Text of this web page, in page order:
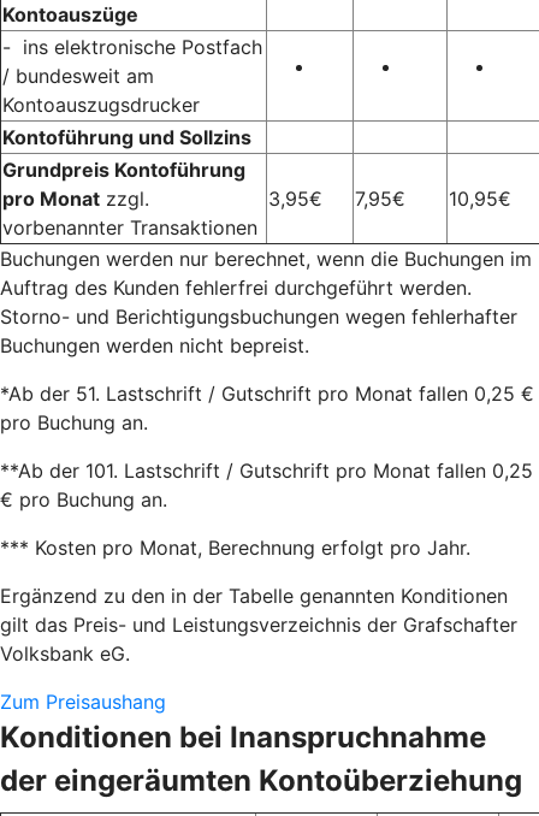
Kontoauszüge
- ins elektronische Postfach
/ bundesweit am
Kontoauszugsdrucker
Kontoführung und Sollzins
Grundpreis Kontoführung
pro Monat zzgl.
vorbenannter Transaktionen
3,95€ 7,95€ 10,95€
Buchungen werden nur berechnet, wenn die Buchungen im
Auftrag des Kunden fehlerfrei durchgeführt werden.
Storno- und Berichtigungsbuchungen wegen fehlerhafter
Buchungen werden nicht bepreist.
*Ab der 51. Lastschrift / Gutschrift pro Monat fallen 0,25 €
pro Buchung an.
**Ab der 101. Lastschrift / Gutschrift pro Monat fallen 0,25
€ pro Buchung an.
*** Kosten pro Monat, Berechnung erfolgt pro Jahr.
Ergänzend zu den in der Tabelle genannten Konditionen
gilt das Preis- und Leistungsverzeichnis der Grafschafter
Volksbank eG.
Zum Preisaushang
Konditionen bei Inanspruchnahme
der eingeräumten Kontoüberziehung